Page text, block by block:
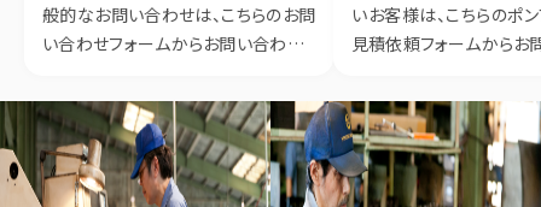
般的なお問い合わせは、こちらのお問
い合わせフォームからお問い合わせく
いお客様は、こちらのポ
見積依頼フォームからお